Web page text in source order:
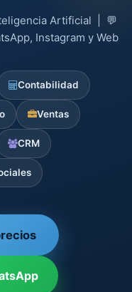
Artificial | 💬
Instagram y Web
Contabilidad
Ventas
CRM